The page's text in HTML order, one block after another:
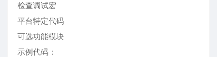
检查调试宏
平台特定代码
可选功能模块
示例代码：